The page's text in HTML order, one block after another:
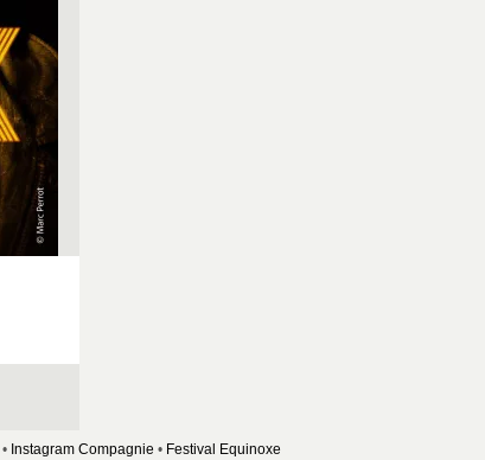
Instagram Compagnie Festival Equinoxe